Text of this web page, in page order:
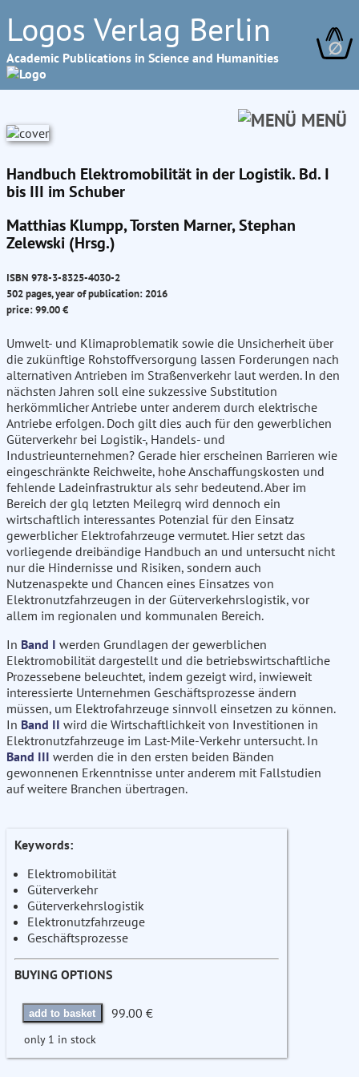
Logos Verlag Berlin
Academic Publications in Science and Humanities ∅
MENÜ
Handbuch Elektromobilität in der Logistik. Bd. I
bis III im Schuber
Matthias Klumpp, Torsten Marner, Stephan
Zelewski (Hrsg.)
ISBN 978-3-8325-4030-2
502 pages, year of publication: 2016
price: 99.00 €
Umwelt- und Klimaproblematik sowie die Unsicherheit über
die zukünftige Rohstoffversorgung lassen Forderungen nach
alternativen Antrieben im Straßenverkehr laut werden. In den
nächsten Jahren soll eine sukzessive Substitution
herkömmlicher Antriebe unter anderem durch elektrische
Antriebe erfolgen. Doch gilt dies auch für den gewerblichen
Güterverkehr bei Logistik-, Handels- und
Industrieunternehmen? Gerade hier erscheinen Barrieren wie
eingeschränkte Reichweite, hohe Anschaffungskosten und
fehlende Ladeinfrastruktur als sehr bedeutend. Aber im
Bereich der glq letzten Meilegrq wird dennoch ein
wirtschaftlich interessantes Potenzial für den Einsatz
gewerblicher Elektrofahrzeuge vermutet. Hier setzt das
vorliegende dreibändige Handbuch an und untersucht nicht
nur die Hindernisse und Risiken, sondern auch
Nutzenaspekte und Chancen eines Einsatzes von
Elektronutzfahrzeugen in der Güterverkehrslogistik, vor
allem im regionalen und kommunalen Bereich.
In Band I werden Grundlagen der gewerblichen
Elektromobilität dargestellt und die betriebswirtschaftliche
Prozessebene beleuchtet, indem gezeigt wird, inwieweit
interessierte Unternehmen Geschäftsprozesse ändern
müssen, um Elektrofahrzeuge sinnvoll einsetzen zu können.
In Band II wird die Wirtschaftlichkeit von Investitionen in
Elektronutzfahrzeuge im Last-Mile-Verkehr untersucht. In
Band III werden die in den ersten beiden Bänden
gewonnenen Erkenntnisse unter anderem mit Fallstudien
auf weitere Branchen übertragen.
Keywords:
Elektromobilität
Güterverkehr
Güterverkehrslogistik
Elektronutzfahrzeuge
Geschäftsprozesse
BUYING OPTIONS
add to basket 99.00 €
only 1 in stock